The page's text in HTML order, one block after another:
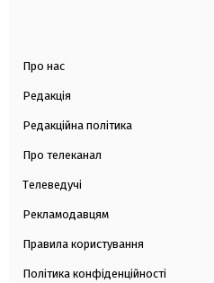
Про нас
Редакція
Редакційна політика
Про телеканал
Телеведучі
Рекламодавцям
Правила користування
Політика конфіденційності